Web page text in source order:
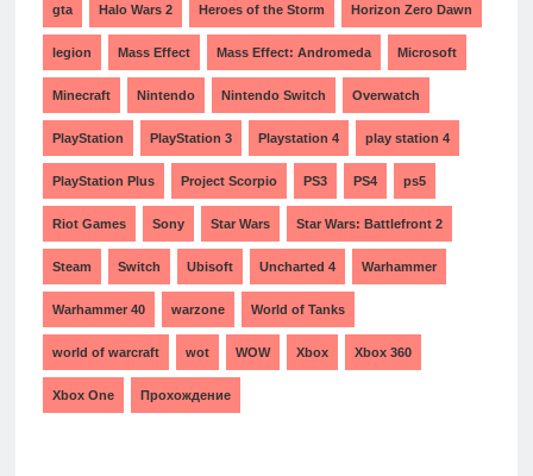
gta Halo Wars 2 Heroes of the Storm Horizon Zero Dawn
legion Mass Effect Mass Effect: Andromeda Microsoft
Minecraft Nintendo Nintendo Switch Overwatch
PlayStation PlayStation 3 Playstation 4 play station 4
PlayStation Plus Project Scorpio PS3 PS4 ps5
Riot Games Sony Star Wars Star Wars: Battlefront 2
Steam Switch Ubisoft Uncharted 4 Warhammer
Warhammer 40 warzone World of Tanks
world of warcraft wot WOW Xbox Xbox 360
Xbox One Прохождение